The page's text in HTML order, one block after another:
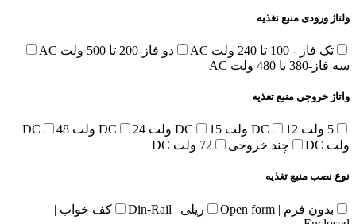
ولتاژ ورودی منبع تغذیه
تک فاز - 100 تا 240 ولت AC
دو فاز-200 تا 500 ولت AC
سه فاز-380 تا 480 ولت AC
واتاژ خروجی منبع تغذیه
5 ولت DC 12 ولت DC 15 ولت DC 24 ولت DC
48
ولت DC
چند خروجی 72 ولت DC
نوع نصب منبع تغذیه
بدون فرم | Open form ریلی | Din-Rail
کف خواب |